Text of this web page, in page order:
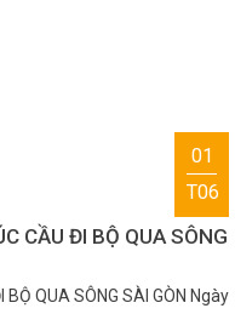
01
T06
CẦU ĐI BỘ QUA SÔNG
BỘ QUA SÔNG SÀI GÒN Ngày